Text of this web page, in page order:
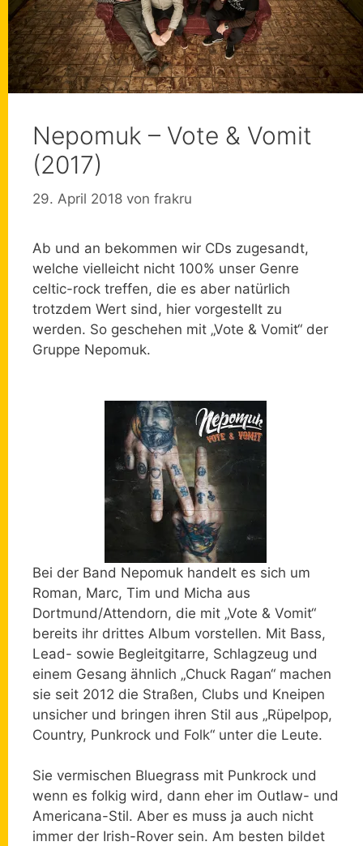
Nepomuk – Vote & Vomit
(2017)
29. April 2018 von frakru
Ab und an bekommen wir CDs zugesandt,
welche vielleicht nicht 100% unser Genre
celtic-rock treffen, die es aber natürlich
trotzdem Wert sind, hier vorgestellt zu
werden. So geschehen mit „Vote & Vomit“ der
Gruppe Nepomuk.
Bei der Band Nepomuk handelt es sich um
Roman, Marc, Tim und Micha aus
Dortmund/Attendorn, die mit „Vote & Vomit“
bereits ihr drittes Album vorstellen. Mit Bass,
Lead- sowie Begleitgitarre, Schlagzeug und
einem Gesang ähnlich „Chuck Ragan“ machen
sie seit 2012 die Straßen, Clubs und Kneipen
unsicher und bringen ihren Stil aus „Rüpelpop,
Country, Punkrock und Folk“ unter die Leute.
Sie vermischen Bluegrass mit Punkrock und
wenn es folkig wird, dann eher im Outlaw- und
Americana-Stil. Aber es muss ja auch nicht
immer der Irish-Rover sein. Am besten bildet